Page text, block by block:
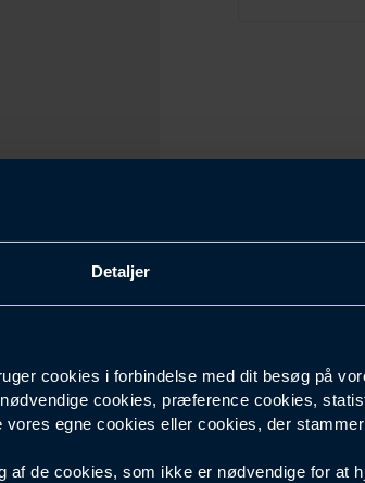
Detaljer
cookies i forbindelse med dit besøg på
cookies, præference cookies,
egne cookies eller cookies, der
de cookies, som ikke er nødvendige for at
GR4-400